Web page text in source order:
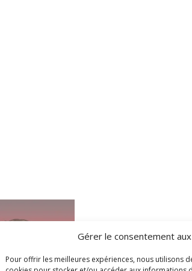
Gérer le consentement
Pour offrir les meilleures expériences, nous utilisons